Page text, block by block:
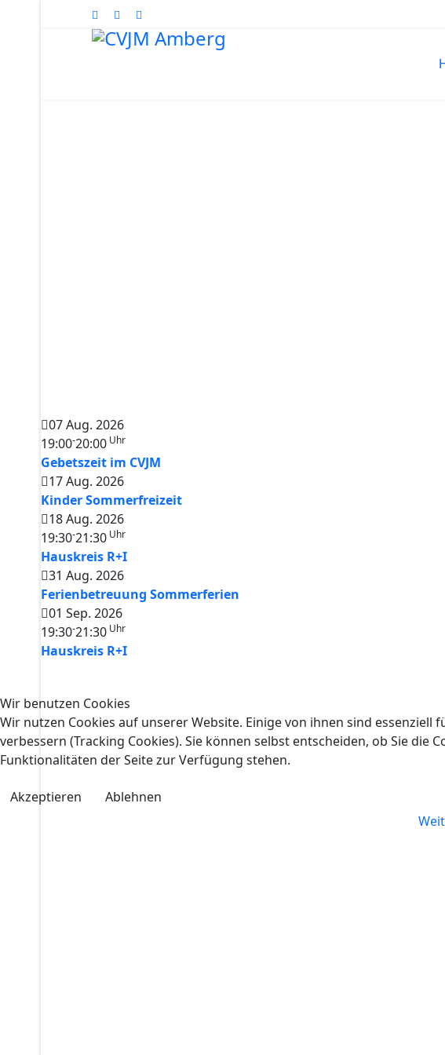
07 Aug. 2026
19:00-20:00 Uhr
Gebetszeit im CVJM
17 Aug. 2026
Kinder Sommerfreizeit
18 Aug. 2026
19:30-21:30 Uhr
Hauskreis R+I
31 Aug. 2026
Ferienbetreuung Sommerferien
01 Sep. 2026
19:30-21:30 Uhr
Hauskreis R+I
Wir benutzen Cookies
Wir nutzen Cookies auf unserer Website. Einige von ihnen sind
verbessern (Tracking Cookies). Sie können selbst entscheiden, ob Sie
Funktionalitäten der Seite zur Verfügung stehen.
Akzeptieren
Ablehnen